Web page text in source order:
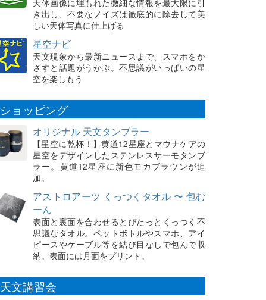
き出し、不要なノイズは徹底的に除去して美
しい天体写真に仕上げる
星空ナビ
天文現象から最新ニュースまで、スマホをか
ざすと話題がうかぶ。不思議がいっぱいの星
空を楽しもう
ショッピング
オリジナル 天文タンブラー
【星空に乾杯！】黄道12星座とマウナケアの
星空をデザインしたステンレスサーモタンブ
ラー。黄道12星座に新色モカブラウンが追
加。
アストロアーツ くっつくタオル 〜 包む
ーん
表面と裏面を合わせるとぴたっとくっつく不
思議なタオル。ペットボトルやスマホ、アイ
ピースやケーブル等を結び目なしで包んで収
納。表面には月面をプリント。
天文講習会